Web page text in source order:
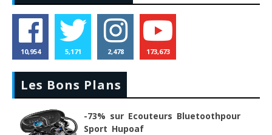
10,954 5,171 2,478 173,673
Les Bons Plans
-73% sur Ecouteurs Bluetoothpour
Sport Hupoaf